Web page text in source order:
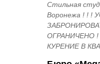
Стильная
Воронежа ! ! !
ОГРАНИЧЕНО
КУРЕНИЕ В